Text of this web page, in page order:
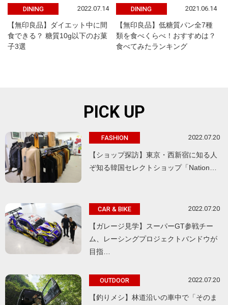
DINING 2022.07.14
【無印良品】ダイエット中に間
食できる？ 糖質10g以下のお菓
子3選
DINING 2021.06.14
【無印良品】低糖質パン全7種
類を食べくらべ！おすすめは？
食べてみたランキング
PICK UP
FASHION 2022.07.20
【ショップ探訪】東京・西新宿に知る人
ぞ知る韓国セレクトショップ「Nation…
CAR & BIKE 2022.07.20
【ガレージ見学】スーパーGT参戦チー
ム、レーシングプロジェクトバンドウが
目指…
OUTDOOR 2022.07.20
【釣りメシ】林道沿いの車中で「そのま